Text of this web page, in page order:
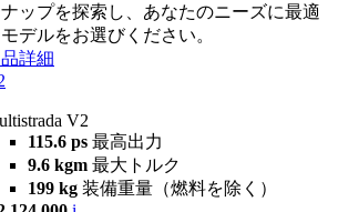
ナップを探索し、あなたのニーズに最適
デルをお選びください。
詳細
V2
115.6 ps 最高出力
9.6 kgm 最大トルク
199 kg 装備重量（燃料を除く）